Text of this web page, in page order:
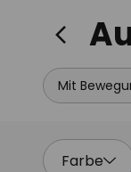
Mit
Farbe